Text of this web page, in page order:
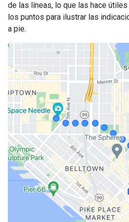
de las líneas, lo que las hace
los puntos para ilustrar las
a pie.